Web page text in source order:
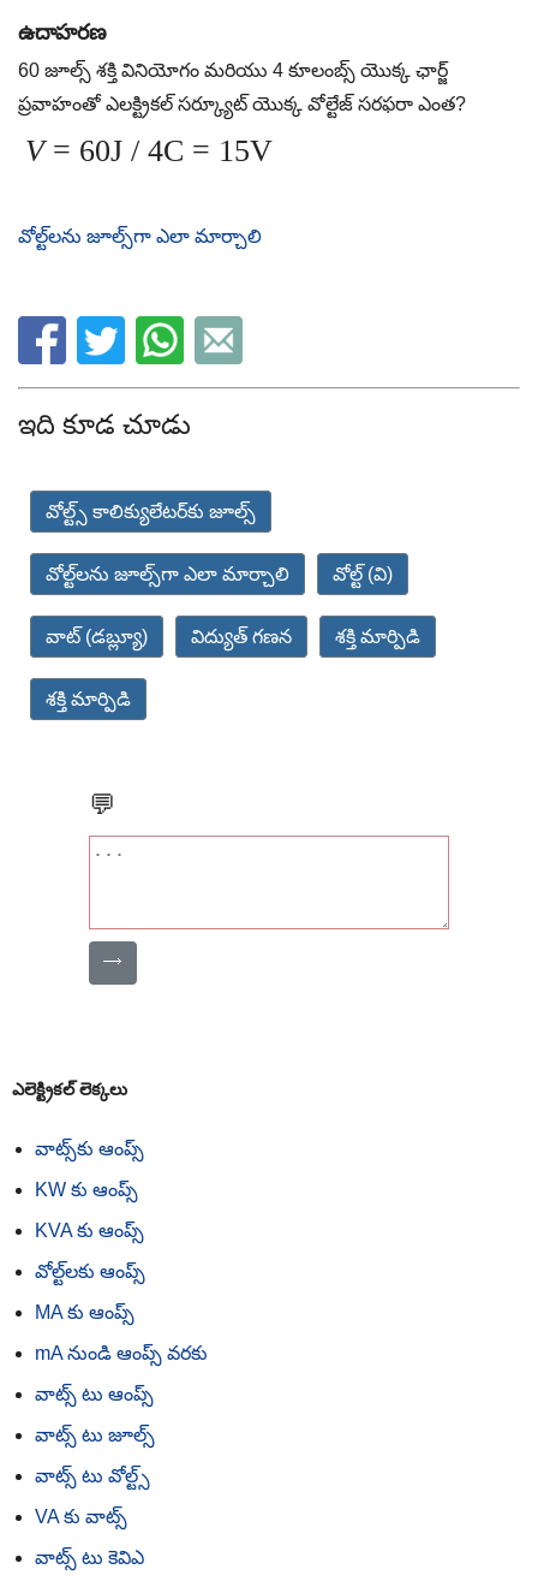
ఉదాహరణ
60 జూల్స్ శక్తి వినియోగం మరియు 4 కూలంబ్స్ యొక్క ఛార్జ్
ప్రవాహంతో ఎలక్ట్రికల్ సర్క్యూట్ యొక్క వోల్టేజ్ సరఫరా ఎంత?
V= 60J / 4C = 15V
వోల్ట్‌లను జూల్స్‌గా ఎలా మార్చాలి
ఇది కూడ చూడు
వోల్ట్స్ కాలిక్యులేటర్‌కు జూల్స్
వోల్ట్‌లను జూల్స్‌గా ఎలా మార్చాలి వోల్ట్ (వి)
వాట్ (డబ్ల్యూ) విద్యుత్ గణన శక్తి మార్పిడి
శక్తి మార్పిడి
💬
⟶
ఎలెక్ట్రికల్ లెక్కలు
వాట్స్‌కు ఆంప్స్
KW కు ఆంప్స్
KVA కు ఆంప్స్
వోల్ట్‌లకు ఆంప్స్
MA కు ఆంప్స్
mA నుండి ఆంప్స్ వరకు
వాట్స్ టు ఆంప్స్
వాట్స్ టు జూల్స్
వాట్స్ టు వోల్ట్స్
VA కు వాట్స్
వాట్స్ టు కెవిఎ